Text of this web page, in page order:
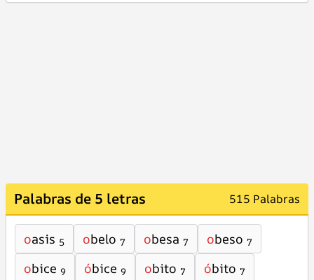
Palabras de 5 letras 515 Palabras
oasis 5 obelo 7 obesa 7 obeso 7
obice 9 óbice 9 obito 7 óbito 7